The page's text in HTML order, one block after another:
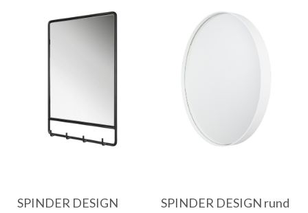
SPINDER DESIGN
SPINDER DESIGN rund